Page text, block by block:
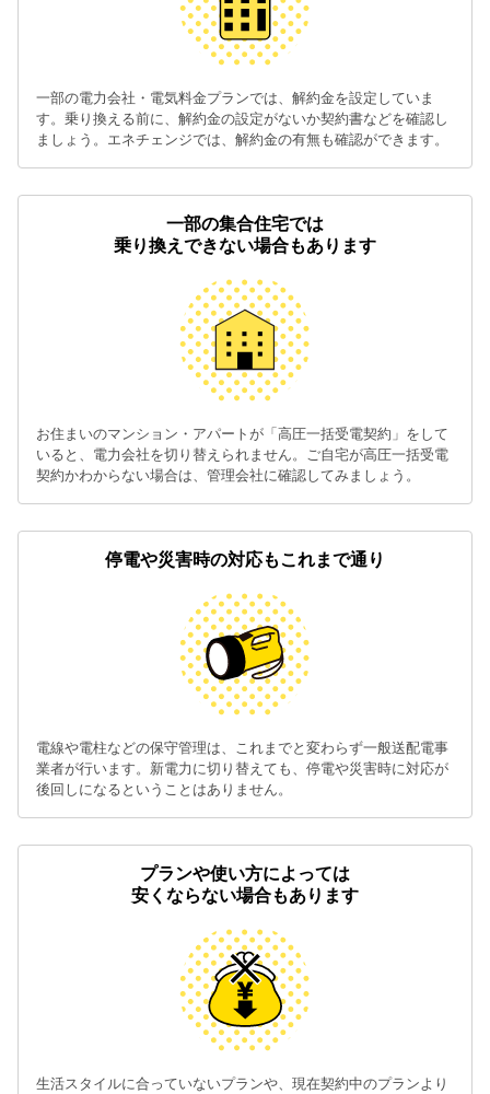
一部の電力会社・電気料金プランでは、解約金を設定していま
す。乗り換える前に、解約金の設定がないか契約書などを確認し
ましょう。エネチェンジでは、解約金の有無も確認ができます。
一部の集合住宅では
乗り換えできない場合もあります
お住まいのマンション・アパートが「高圧一括受電契約」をして
いると、電力会社を切り替えられません。ご自宅が高圧一括受電
契約かわからない場合は、管理会社に確認してみましょう。
停電や災害時の対応もこれまで通り
電線や電柱などの保守管理は、これまでと変わらず一般送配電事
業者が行います。新電力に切り替えても、停電や災害時に対応が
後回しになるということはありません。
プランや使い方によっては
安くならない場合もあります
生活スタイルに合っていないプランや、現在契約中のプランより